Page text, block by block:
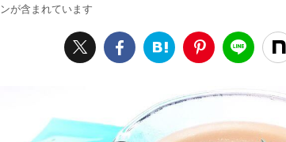
が含まれています